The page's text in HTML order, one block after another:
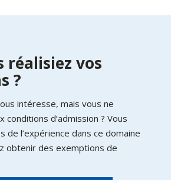
réalisiez vos
?
intéresse, mais vous ne
conditions d’admission ? Vous
de l’expérience dans ce domaine
obtenir des exemptions de